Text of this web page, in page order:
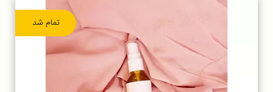
تمام شد